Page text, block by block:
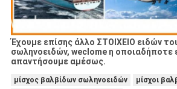
Έχουμε επίσης άλλο ΣΤΟΙΧΕΙΟ ειδών
σωληνοειδών, weclome η οποιαδήποτε
απαντήσουμε αμέσως.
μίσχος βαλβίδων σωληνοειδών
μίσχοι